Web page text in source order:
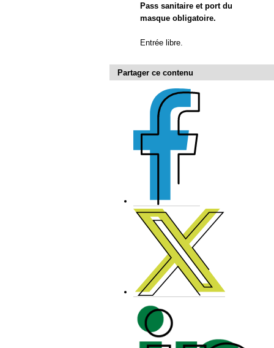
Pass sanitaire et port du
masque obligatoire.
Entrée libre.
Partager ce contenu